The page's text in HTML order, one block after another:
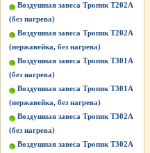
Воздушная завеса Тропик Т202А
(без нагрева)
Воздушная завеса Тропик Т202А
(нержавейка, без нагрева)
Воздушная завеса Тропик Т301А
(без нагрева)
Воздушная завеса Тропик Т301А
(нержавейка, без нагрева)
Воздушная завеса Тропик Т302А
(без нагрева)
Воздушная завеса Тропик Т302А